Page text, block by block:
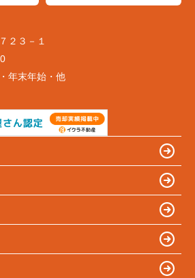
２３－１
年末年始・他